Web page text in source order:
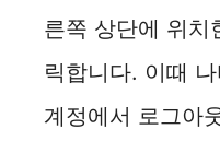
른쪽 상단에 위치
릭합니다. 이때
계정에서 로그아